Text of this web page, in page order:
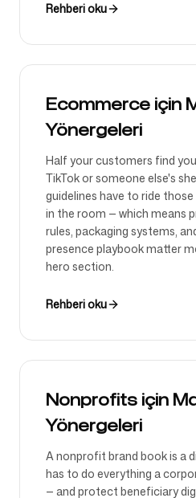
Rehberi oku
Ecommerce için
Yönergeleri
Half your customers find
TikTok or someone else's
guidelines have to ride
in the room — which means
rules, packaging systems,
presence playbook matter
hero section.
Rehberi oku
Nonprofits için
Yönergeleri
A nonprofit brand book is a
has to do everything a
— and protect beneficiary